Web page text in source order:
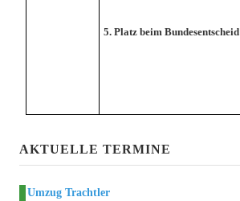
5. Platzbeim Bundesentscheid
AKTUELLE TERMINE
Umzug Trachtler